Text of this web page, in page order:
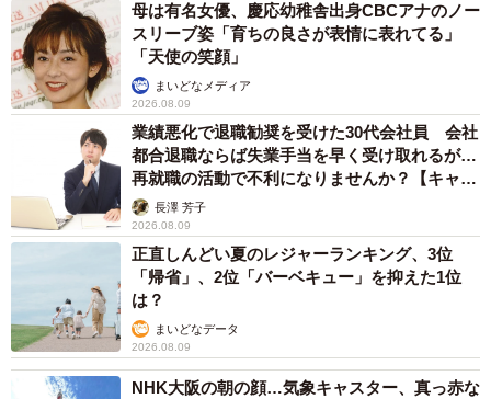
母は有名女優、慶応幼稚舎出身CBCアナのノー
スリーブ姿「育ちの良さが表情に表れてる」
「天使の笑顔」
まいどなメディア
2026.08.09
業績悪化で退職勧奨を受けた30代会社員 会社
都合退職ならば失業手当を早く受け取れるが…
再就職の活動で不利になりませんか？【キャリ
アカウンセラーが解説】
長澤 芳子
2026.08.09
正直しんどい夏のレジャーランキング、3位
「帰省」、2位「バーベキュー」を抑えた1位
は？
まいどなデータ
2026.08.09
NHK大阪の朝の顔…気象キャスター、真っ赤な